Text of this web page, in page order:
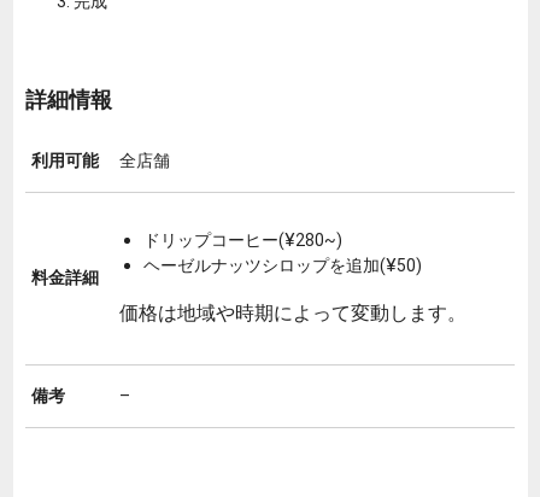
詳細情報
利用可能 全店舗
料金詳細
ドリップコーヒー(¥280~)
ヘーゼルナッツシロップを追加(¥50)
価格は地域や時期によって変動します。
備考 –